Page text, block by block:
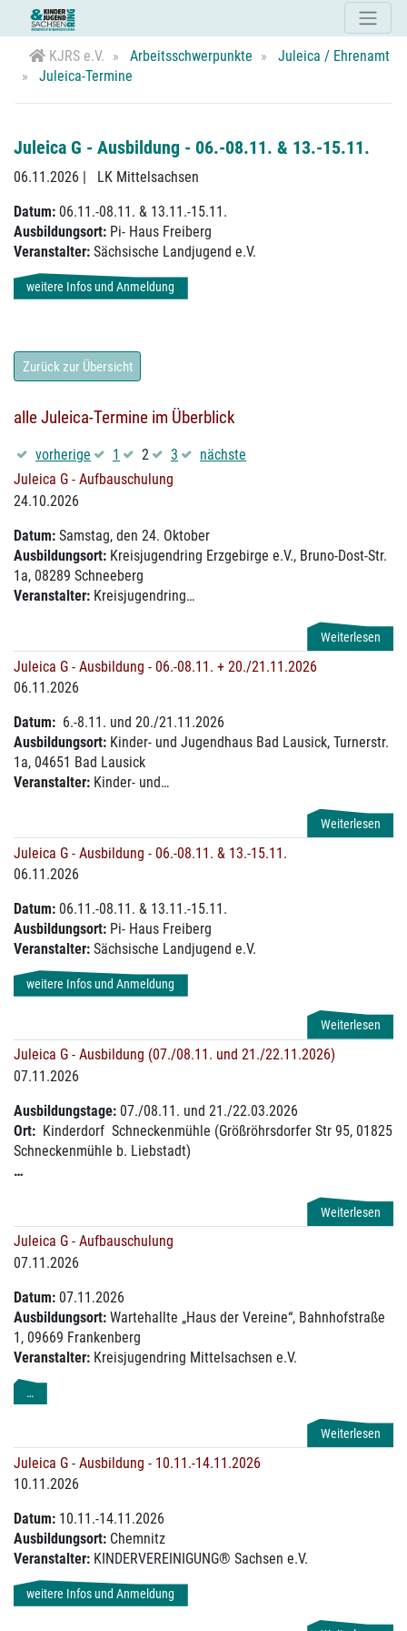
KJRS e.V. Arbeitsschwerpunkte
Juleica / Ehrenamt
Juleica-Termine
Juleica G - Ausbildung - 06.-08.11. & 13.-15.11.
06.11.2026
LK Mittelsachsen
Datum: 06.11.-08.11. & 13.11.-15.11.
Ausbildungsort: Pi- Haus Freiberg
Veranstalter: Sächsische Landjugend e.V.
weitere Infos und Anmeldung
Zurück zur Übersicht
alle Juleica-Termine im Überblick
vorherige 1 2 3
nächste
Juleica G - Aufbauschulung
24.10.2026
Datum: Samstag, den 24. Oktober
Ausbildungsort: Kreisjugendring Erzgebirge e.V., Bruno-Dost-Str.
1a, 08289 Schneeberg
Veranstalter: Kreisjugendring…
Weiterlesen
Juleica G - Ausbildung - 06.-08.11. + 20./21.11.2026
06.11.2026
Datum: 6.-8.11. und 20./21.11.2026
Ausbildungsort: Kinder- und Jugendhaus Bad Lausick, Turnerstr.
1a, 04651 Bad Lausick
Veranstalter: Kinder- und…
Weiterlesen
Juleica G - Ausbildung - 06.-08.11. & 13.-15.11.
06.11.2026
Datum: 06.11.-08.11. & 13.11.-15.11.
Ausbildungsort: Pi- Haus Freiberg
Veranstalter: Sächsische Landjugend e.V.
weitere Infos und Anmeldung
Weiterlesen
Juleica G - Ausbildung (07./08.11. und 21./22.11.2026)
07.11.2026
Ausbildungstage: 07./08.11. und 21./22.03.2026
Ort: Kinderdorf Schneckenmühle (Größröhrsdorfer Str 95, 01825
Schneckenmühle b. Liebstadt)
…
Weiterlesen
Juleica G - Aufbauschulung
07.11.2026
Datum: 07.11.2026
Ausbildungsort: Wartehallte „Haus der Vereine“, Bahnhofstraße
1, 09669 Frankenberg
Veranstalter: Kreisjugendring Mittelsachsen e.V.
…
Weiterlesen
Juleica G - Ausbildung - 10.11.-14.11.2026
10.11.2026
Datum: 10.11.-14.11.2026
Ausbildungsort: Chemnitz
Veranstalter: KINDERVEREINIGUNG® Sachsen e.V.
weitere Infos und Anmeldung